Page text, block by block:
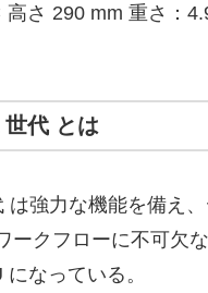
さ 290 mm 重さ：
世代 とは
強力な機能を備え
ークフローに不可欠
なっている。